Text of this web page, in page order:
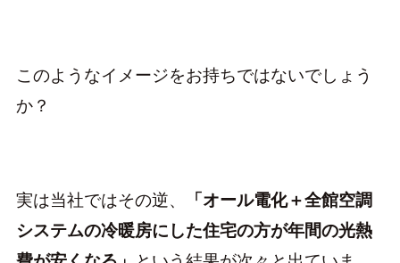
このようなイメージをお持ちではないでしょう
か？
実は当社ではその逆、
「オール電化＋全館空調
システムの冷暖房にした住宅の方が年間の光熱